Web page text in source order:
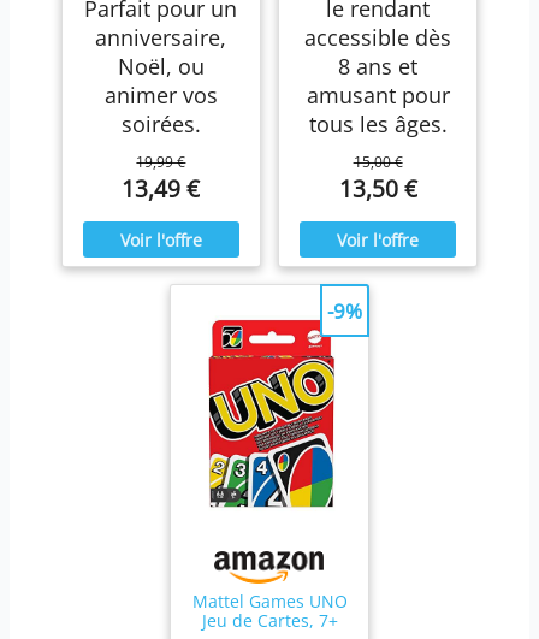
Parfait pour un
anniversaire,
Noël, ou
animer vos
soirées.
19,99 €
13,49 €
le rendant
accessible dès
8 ans et
amusant pour
tous les âges.
15,00 €
13,50 €
Mattel Games UNO
Jeu de Cartes, 7+
-9%